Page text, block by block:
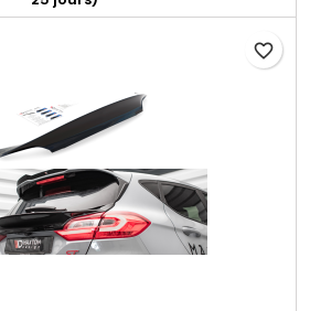
favorite_border